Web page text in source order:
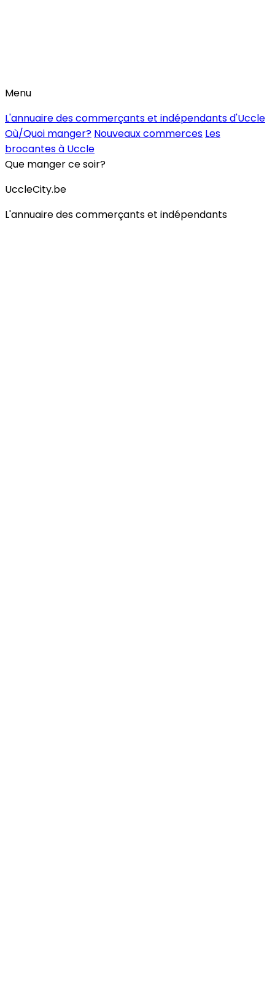
Menu
L'annuaire des commerçants et indépendants d'Uccle
Où/Quoi manger? Nouveaux commerces Les
brocantes à Uccle
Que manger ce soir?
UccleCity.be
L'annuaire des commerçants et indépendants